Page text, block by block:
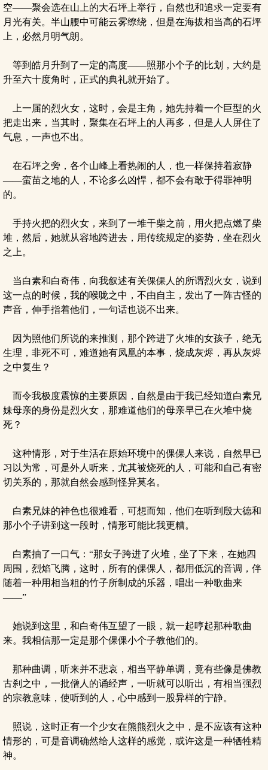
空——聚会选在山上的大石坪上举行，自然也和追求一定要有
月光有关。半山腰中可能云雾缭绕，但是在海拔相当高的石坪
上，必然月明气朗。
等到皓月升到了一定的高度——照那小个子的比划，大约是
升至六十度角时，正式的典礼就开始了。
上一届的烈火女，这时，会是主角，她先持着一个巨型的火
把走出来，当其时，聚集在石坪上的人再多，但是人人屏住了
气息，一声也不出。
在石坪之旁，各个山峰上看热闹的人，也一样保持着寂静
——蛮苗之地的人，不论多么凶悍，都不会有敢于得罪神明
的。
手持火把的烈火女，来到了一堆干柴之前，用火把点燃了柴
堆，然后，她就从容地跨进去，用传统规定的姿势，坐在烈火
之上。
当白素和白奇伟，向我叙述有关倮倮人的所谓烈火女，说到
这一点的时候，我的喉咙之中，不由自主，发出了一阵古怪的
声音，伸手指着他们，一句话也说不出来。
因为照他们所说的来推测，那个跨进了火堆的女孩子，绝无
生理，非死不可，难道她有凤凰的本事，烧成灰烬，再从灰烬
之中复生？
而令我极度震惊的主要原因，自然是由于我已经知道白素兄
妹母亲的身份是烈火女，那难道他们的母亲早已在火堆中烧
死？
这种情形，对于生活在原始环境中的倮倮人来说，自然早已
习以为常，可是外人听来，尤其被烧死的人，可能和自己有密
切关系的，那就自然会感到怪异莫名。
白素兄妹的神色也很难看，可想而知，他们在听到殷大德和
那小个子讲到这一段时，情形可能比我更糟。
白素抽了一口气：“那女子跨进了火堆，坐了下来，在她四
周围，烈焰飞腾，这时，所有的倮倮人，都用低沉的音调，伴
随着一种用相当粗的竹子所制成的乐器，唱出一种歌曲来
——”
她说到这里，和白奇伟互望了一眼，就一起哼起那种歌曲
来。我相信那一定是那个倮倮小个子教他们的。
那种曲调，听来并不悲哀，相当平静单调，竟有些像是佛教
古刹之中，一批僧人的诵经声，一听就可以听出，有相当强烈
的宗教意味，使听到的人，心中感到一股异样的宁静。
照说，这时正有一个少女在熊熊烈火之中，是不应该有这种
情形的，可是音调确然给人这样的感觉，或许这是一种牺牲精
神。